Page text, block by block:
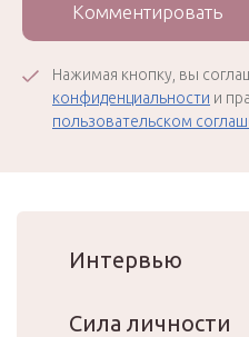
Комментировать
Нажимая кнопку, вы
конфиденциальности и
пользовательском
Интервью
Сила личности